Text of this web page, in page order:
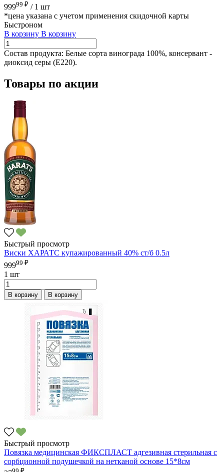
99999 ₽ / 1 шт
*цена указана с учетом применения скидочной карты
Быстроном
В корзину В корзину
Состав продукта: Белые сорта винограда 100%, консервант -
диоксид серы (Е220).
Товары по акции
Быстрый просмотр
Виски ХАРАТС купажированный 40% ст/б 0.5л
99999 ₽
1 шт
В корзину В корзину
Быстрый просмотр
Повязка медицинская ФИКСПЛАСТ адгезивная стерильная с
сорбционной подушечкой на нетканой основе 15*8см